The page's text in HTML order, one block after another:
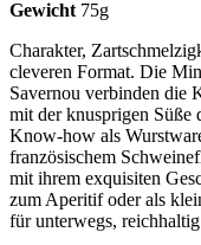
Gewicht 75g
Charakter,
cleveren Format. Die
Savernou verbinden die
mit der knusprigen Süße
Know-how als
französischem
mit ihrem exquisiten
zum Aperitif oder als
für unterwegs,